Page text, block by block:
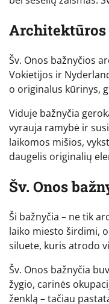
Šv. Onos bažnyčios
Vokietijos ir
o originalus kūrinys,
Viduje bažnyčia
vyrauja ramybė ir
laikomos mišios,
daugelis originalių
Šv. Onos
Ši bažnyčia – ne tik
laiko miesto širdimi,
siluete, kuris atrodo
Šv. Onos bažnyčia
žygio, carinės
ženklą – tačiau